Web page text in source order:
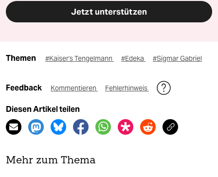
Jetzt unterstützen
Themen #Kaiser's Tengelmann #Edeka #Sigmar Gabriel
Feedback Kommentieren Fehlerhinweis
Diesen Artikel teilen
Mehr zum Thema